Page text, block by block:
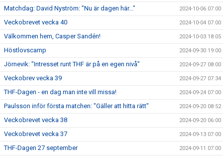
Matchdag: David Nyström: ”Nu är dagen här..." 2024-10-06 07:00
Veckobrevet vecka 40 2024-10-04 07:00
Välkommen hem, Casper Sandén! 2024-10-03 18:05
Höstlovscamp 2024-09-30 19:00
Jörnevik: ”Intresset runt THF är på en egen nivå” 2024-09-27 08:00
Veckobrev vecka 39 2024-09-27 07:34
THF-Dagen - en dag man inte vill missa! 2024-09-24 07:00
Paulsson inför första matchen: "Gäller att hitta rätt" 2024-09-20 08:52
Veckobrevet vecka 38 2024-09-20 06:00
Veckobrevet vecka 37 2024-09-13 07:00
THF-Dagen 27 september 2024-09-11 07:00